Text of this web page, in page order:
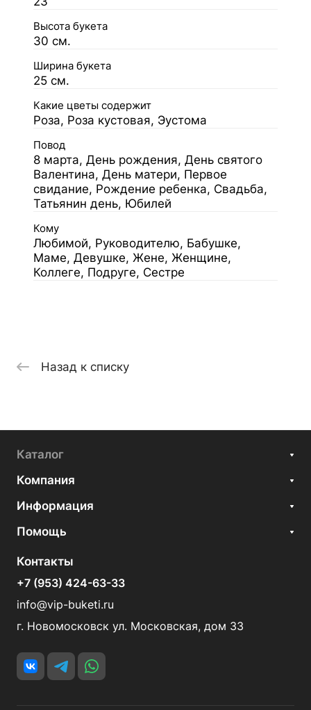
Высота букета
30 см.
Ширина букета
25 см.
Какие цветы содержит
Роза, Роза кустовая, Эустома
Повод
8 марта, День рождения, День святого
Валентина, День матери, Первое
свидание, Рождение ребенка, Свадьба,
Татьянин день, Юбилей
Кому
Любимой, Руководителю, Бабушке,
Маме, Девушке, Жене, Женщине,
Коллеге, Подруге, Сестре
Назад к списку
Каталог
Компания
Информация
Помощь
Контакты
+7 (953) 424-63-33
info@vip-buketi.ru
г. Новомосковск ул. Московская, дом 33